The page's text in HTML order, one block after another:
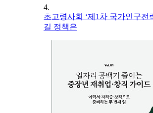
4.
초고령사회 ‘제1차 국가인구전
길 정책은